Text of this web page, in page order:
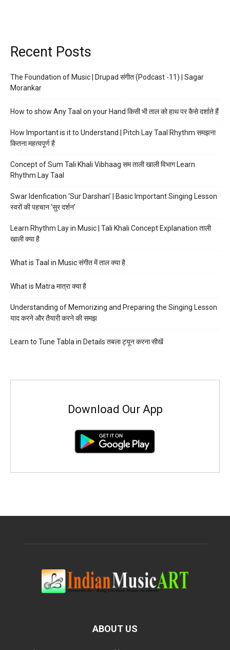
Recent Posts
The Foundation of Music | Drupad संगीत (Podcast -11) | Sagar
Morankar
How to show Any Taal on your Hand किसी भी ताल को हाथ पर कैसे दर्शाते हैं
How Important is it to Understand | Pitch Lay Taal Rhythm समझना
कितना महत्वपूर्ण है
Concept of Sum Tali Khali Vibhaag सम ताली खाली विभाग Learn
Rhythm Lay Taal
Swar Idenfication ‘Sur Darshan’ | Basic Important Singing Lesson
स्वरों की पहचान ‘सुर दर्शन’
Learn Rhythm Lay in Music | Tali Khali Concept Explanation ताली
खाली क्या है
What is Taal in Music संगीत में ताल क्या है
What is Matra मात्रा क्या है
Understanding of Memorizing and Preparing the Singing Lesson
याद करने और तैयारी करने की समझ
Learn to Tune Tabla in Details तबला ट्यून करना सीखें
Download Our App
ABOUT US